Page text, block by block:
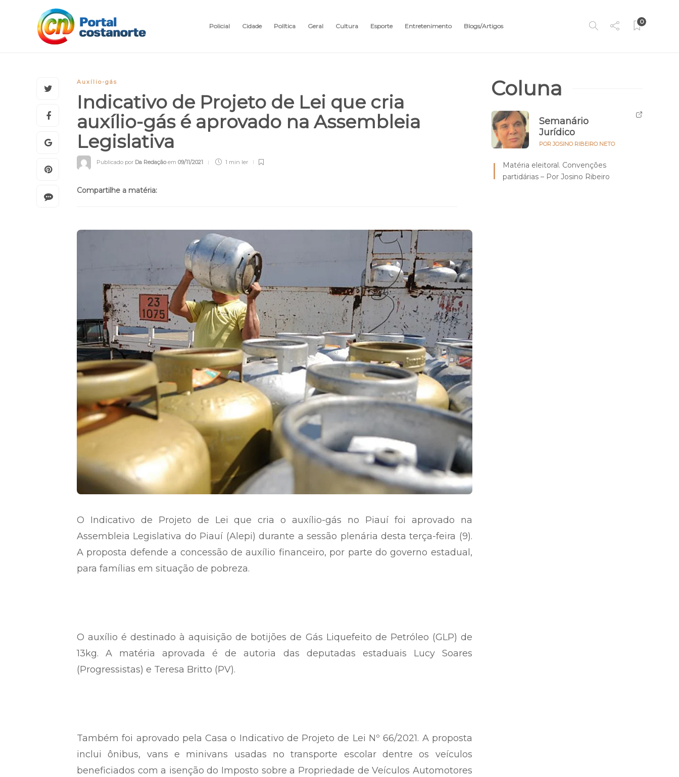
Policial Cidade Política Geral Cultura Esporte Entretenimento Blogs/Artigos
0
Auxílio-gás
Indicativo de Projeto de Lei que cria
auxílio-gás é aprovado na Assembleia
Legislativa
Publicado por Da Redaçãoem 09/11/2021 1 min ler
Compartilhe a matéria:
O Indicativo de Projeto de Lei que cria o auxílio-gás no Piauí foi aprovado na
Assembleia Legislativa do Piauí (Alepi) durante a sessão plenária desta terça-feira (9).
A proposta defende a concessão de auxílio financeiro, por parte do governo estadual,
para famílias em situação de pobreza.
O auxílio é destinado à aquisição de botijões de Gás Liquefeito de Petróleo (GLP) de
13kg. A matéria aprovada é de autoria das deputadas estaduais Lucy Soares
(Progressistas) e Teresa Britto (PV).
Também foi aprovado pela Casa o Indicativo de Projeto de Lei Nº 66/2021. A proposta
inclui ônibus, vans e minivans usadas no transporte escolar dentre os veículos
beneficiados com a isenção do Imposto sobre a Propriedade de Veículos Automotores
Coluna
Semanário
Jurídico
POR JOSINO RIBEIRO NETO
Matéria eleitoral. Convenções
partidárias – Por Josino Ribeiro